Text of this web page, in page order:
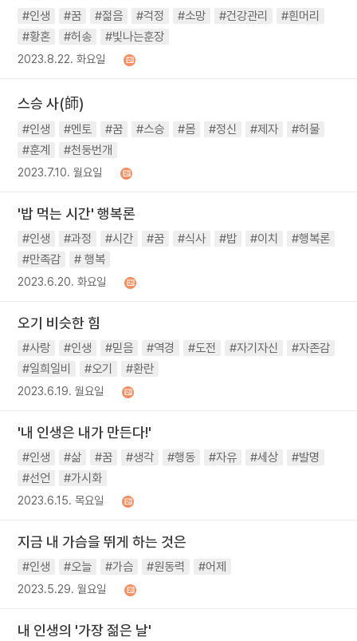
#인생 #꿈 #젊음 #걱정 #소망 #건강관리
#흰머리
#황혼
#허송 #빛나는훈장
2023.8.22. 화요일
스승 사(師)
#인생 #멘토 #꿈 #스승 #몸 #정신 #제자
#허물
#훈계
#천둥번개
2023.7.10. 월요일
'밥 먹는 시간' 행복론
#인생 #과정 #시간 #꿈 #식사 #밥 #이치
#행복론
#만족감
# 행복
2023.6.20. 화요일
오기 비슷한 힘
#사랑 #인생 #믿음 #역경 #도전 #자기자신
#자존감
#일희일비
#오기 #환란
2023.6.19. 월요일
'내 인생은 내가 만든다!'
#인생 #삶 #꿈 #생각 #행동 #자유 #세상
#발명
#선언
#가시화
2023.6.15. 목요일
지금 내 가슴을 뛰게 하는 것은
#인생 #오늘 #가슴 #원동력 #어제
2023.5.29. 월요일
내 인생의 '가장 젊은 날'